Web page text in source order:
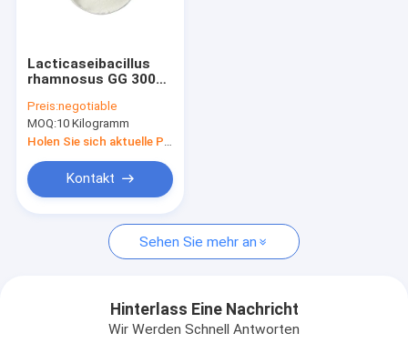
Lacticaseibacillus
rhamnosus GG 300
Veganer/allergenfrei/glutenfrei/milchfrei
Preis:negotiable
MOQ:10 Kilogramm
Kontakt
Sehen Sie mehr an
Hinterlass Eine Nachricht
Wir Werden Schnell Antworten